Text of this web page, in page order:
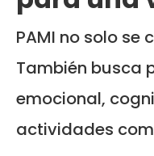
PAMI no solo se
También busca
emocional,
actividades